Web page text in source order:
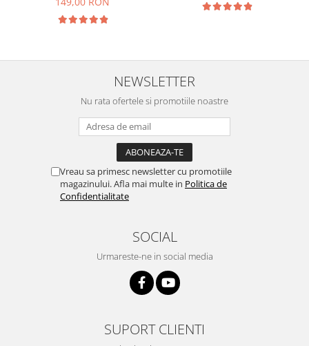
NEWSLETTER
Nu rata ofertele si promotiile noastre
Vreau sa primesc newsletter cu promotiile
magazinului. Afla mai multe in Politica de
Confidentialitate
SOCIAL
Urmareste-ne in social media
SUPORT CLIENTI